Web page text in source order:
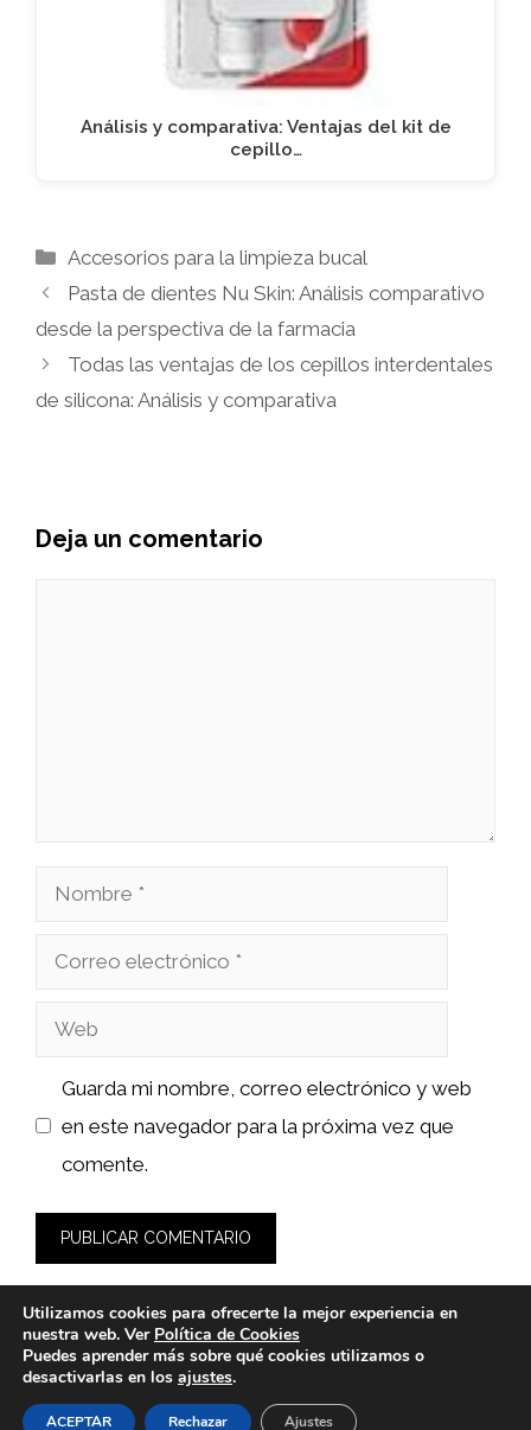
Análisis y comparativa: Ventajas del kit de
cepillo…
Categorías
Accesorios para la limpieza bucal
Pasta de dientes Nu Skin: Análisis comparativo
desde la perspectiva de la farmacia
Todas las ventajas de los cepillos interdentales
de silicona: Análisis y comparativa
Deja un comentario
Nombre
Correo
Web
Guarda mi nombre, correo electrónico y web
en este navegador para la próxima vez que
comente.
© 2026 clindent.es -Política de Privacidad y Aviso Legal
Política de cookies
Utilizamos cookies para ofrecerte la mejor experiencia en
nuestra web. Ver Política de Cookies
Puedes aprender más sobre qué cookies utilizamos o
desactivarlas en los ajustes.
ACEPTAR Rechazar Ajustes